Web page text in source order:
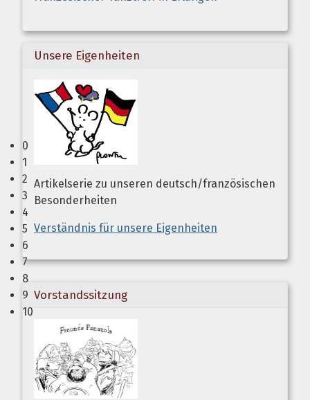
0
1
2
3
4
5
6
7
8
9
10
Vorstandssitzung
Unsere Eigenheiten
Artikelserie zu unseren deutsch/französischen
Besonderheiten
Verständnis für unsere Eigenheiten